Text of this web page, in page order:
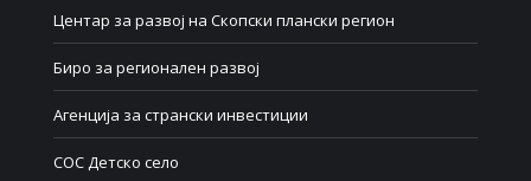
Центар за развој на Скопски плански регион
Биро за регионален развој
Агенција за странски инвестиции
СОС Детско село